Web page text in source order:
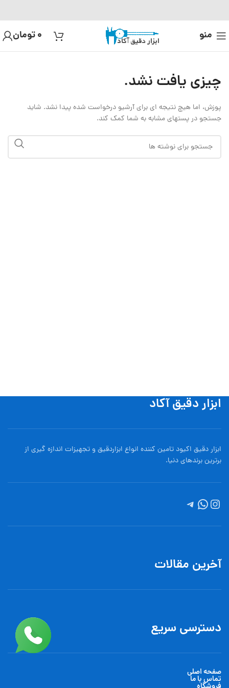
منو 0تومان
چیزی یافت نشد.
پوزش، اما هیچ نتیجه ای برای آرشیو درخواست شده پیدا نشد. شاید
جستجو در پستهای مشابه به شما کمک کند.
ابزار دقیق آکاد
ابزار دقیق اکیود تامین کننده انواع ابزاردقيق و تجهيزات اندازه گیری از
برترین برندهای دنیا.
آخرین مقالات
دسترسی سریع
صفحه اصلی
تماس با ما